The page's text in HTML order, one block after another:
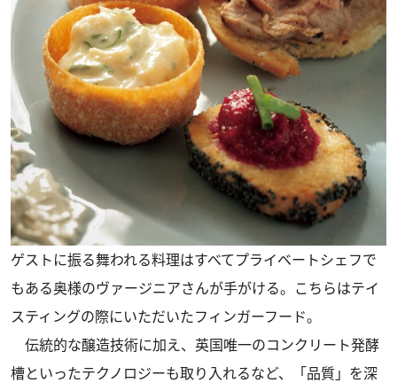
ゲストに振る舞われる料理はすべてプライベートシェフで
もある奥様のヴァージニアさんが手がける。こちらはテイ
スティングの際にいただいたフィンガーフード。
伝統的な醸造技術に加え、英国唯一のコンクリート発酵
槽といったテクノロジーも取り入れるなど、「品質」を深